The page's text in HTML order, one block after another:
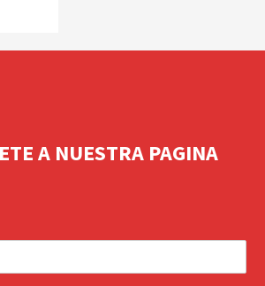
A NUESTRA PAGINA